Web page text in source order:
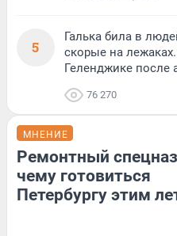
5
Галька била в
скорые на
Геленджике после
76 270
МНЕНИЕ
Ремонтный
чему готовиться
Петербургу этим